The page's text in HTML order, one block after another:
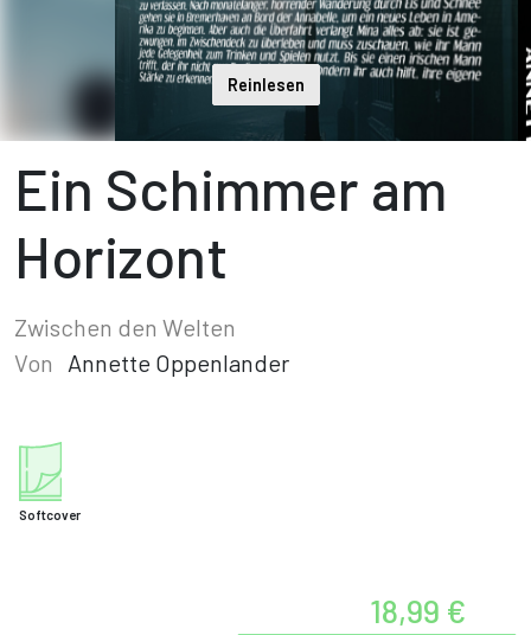
Reinlesen
Ein Schimmer am
Horizont
Zwischen den Welten
Von
Annette Oppenlander
Softcover
18,99 €